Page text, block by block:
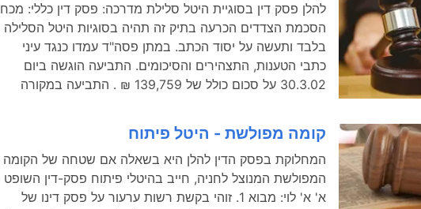
להלן פסק דין בסוגיית היטל סלילת מדרכה: פסק דין כללי: מכח
הסכמת הצדדים הכרעה בתיק זה תהיה בסוגיות היטל הסלילה
בלבד ותעשה על יסוד הכתב. במתן פסה"ד עמדו כנגד עיני
כתבי הטענות, התצהירים והסיכומים. התביעה הוגשה ביום
30.3.02 על סכום כולל של 139,759 ₪ . התביעה במקורה
קומה מפולשת - היטל פיתוח
המחלוקת בפסק הדין להלן היא בשאלה אם שטחה של הקומה
המפולשת המנוצל לחניה, חייב בהיטלי פיתוח פסק-דין השופט
א' א' לוי: מבוא 1. זוהי בקשת רשות ערעור על פסק דינו של